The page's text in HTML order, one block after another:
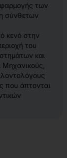
των
σύνθετων
κενό στην
του
και
Μηχανικούς,
που άπτονται